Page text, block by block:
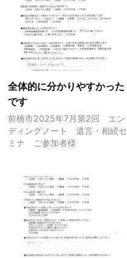
全体的に分かりやすかった
です
前橋市2025年7月第2回 エン
ディングノート 遺言・相続セ
ミナ ご参加者様